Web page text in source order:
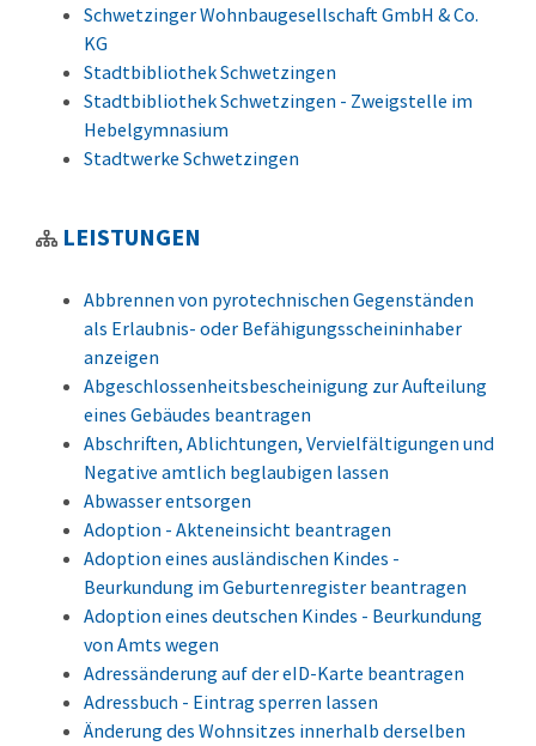
Schwetzinger Wohnbaugesellschaft GmbH & Co.
KG
Stadtbibliothek Schwetzingen
Stadtbibliothek Schwetzingen - Zweigstelle im
Hebelgymnasium
Stadtwerke Schwetzingen
LEISTUNGEN
Abbrennen von pyrotechnischen Gegenständen
als Erlaubnis- oder Befähigungsscheininhaber
anzeigen
Abgeschlossenheitsbescheinigung zur Aufteilung
eines Gebäudes beantragen
Abschriften, Ablichtungen, Vervielfältigungen und
Negative amtlich beglaubigen lassen
Abwasser entsorgen
Adoption - Akteneinsicht beantragen
Adoption eines ausländischen Kindes -
Beurkundung im Geburtenregister beantragen
Adoption eines deutschen Kindes - Beurkundung
von Amts wegen
Adressänderung auf der eID-Karte beantragen
Adressbuch - Eintrag sperren lassen
Änderung des Wohnsitzes innerhalb derselben